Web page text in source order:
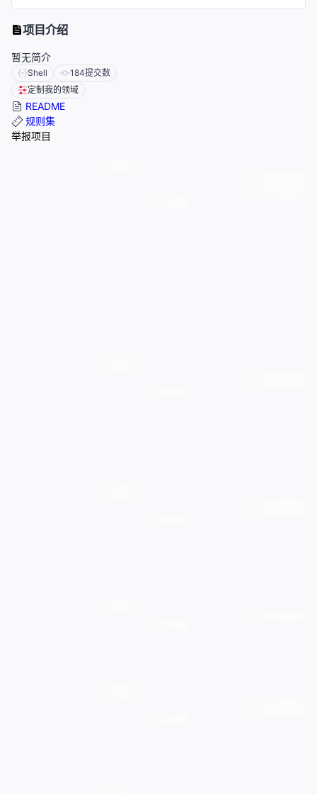
项目介绍
暂无简介
Shell 184提交数
定制我的领域
README
规则集
举报项目